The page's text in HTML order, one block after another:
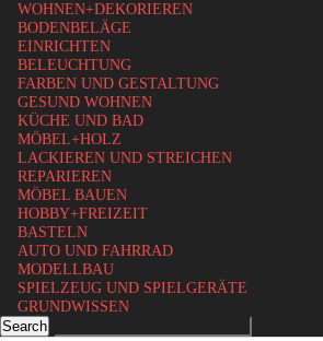
WOHNEN+DEKORIEREN
BODENBELÄGE
EINRICHTEN
BELEUCHTUNG
FARBEN UND GESTALTUNG
GESUND WOHNEN
KÜCHE UND BAD
MÖBEL+HOLZ
LACKIEREN UND STREICHEN
REPARIEREN
MÖBEL BAUEN
HOBBY+FREIZEIT
BASTELN
AUTO UND FAHRRAD
MODELLBAU
SPIELZEUG UND SPIELGERÄTE
GRUNDWISSEN